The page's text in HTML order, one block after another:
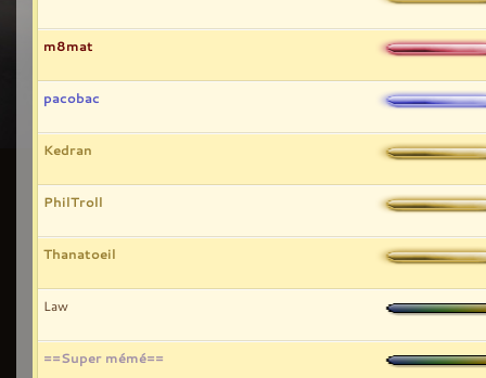
m8mat
pacobac
Kedran
PhilTroll
Thanatoeil
Law
==Super mémé==